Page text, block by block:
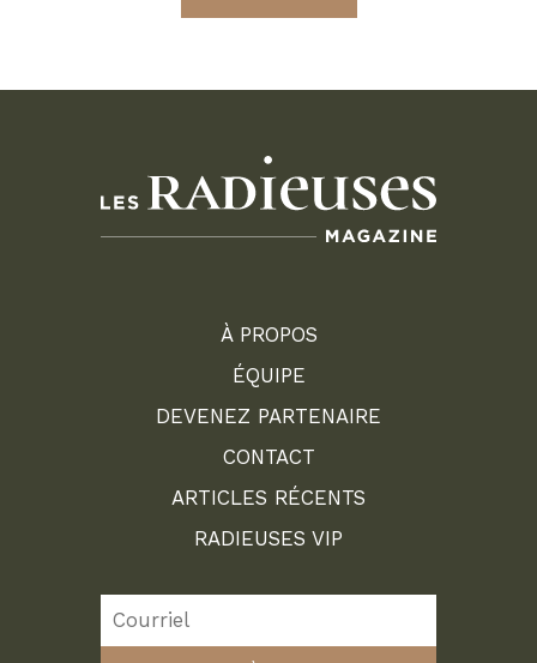
À PROPOS
ÉQUIPE
DEVENEZ PARTENAIRE
CONTACT
ARTICLES RÉCENTS
RADIEUSES VIP